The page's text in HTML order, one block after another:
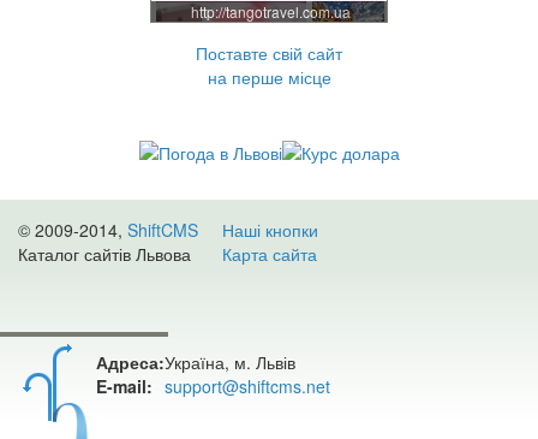
http://tangotravel.com.ua
Поставте свій сайт
на перше місце
© 2009-2014, ShiftCMS
Каталог сайтів Львова
Наші кнопки
Карта сайта
Адреса:Україна, м. Львів
E-mail: support@shiftcms.net